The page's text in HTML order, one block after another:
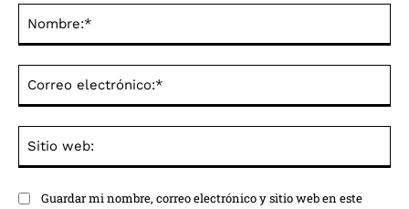
Guardar mi nombre, correo electrónico y sitio web en este